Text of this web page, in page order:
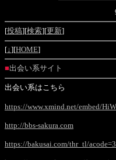
[投稿][検索][更新]
[↓][HOME]
■出会い系サイト
出会い系はこちら
https://www.xmind.net/embed/
http://bbs-sakura.com
https://bakusai.com/thr_tl/